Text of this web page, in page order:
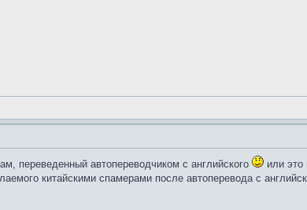
переведенный автопереводчиком с английского
или это
китайскими спамерами после автоперевода с